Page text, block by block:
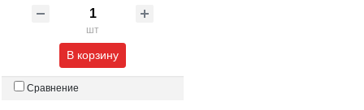
шт
В корзину
Сравнение